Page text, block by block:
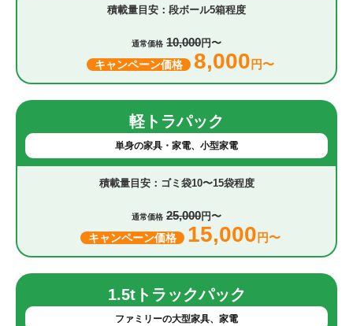
段ボール5箱程度
通常価格 10,000円〜
キャンペーン価格 8,000 円〜
軽トラパック
単身の家具・家電、小型家電
ゴミ袋10〜15袋程度
通常価格 25,000円〜
キャンペーン価格 15,000 円〜
1.5tトラックパック
ファミリーの大型家具、家電